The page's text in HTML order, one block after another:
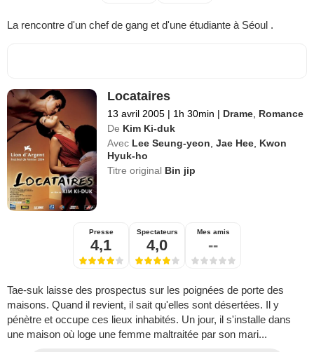
La rencontre d'un chef de gang et d'une étudiante à Séoul .
Locataires
13 avril 2005 | 1h 30min | Drame Romance
De Kim Ki-duk
Avec Lee Seung-yeon ,Jae Hee Kwon
Hyuk-ho
Titre original Bin jip
Presse
4,1
Spectateurs
4,0
Mes amis
--
Tae-suk laisse des prospectus sur les poignées de porte des
maisons. Quand il revient, il sait qu'elles sont désertées. Il y
pénètre et occupe ces lieux inhabités. Un jour, il s'installe dans
une maison où loge une femme maltraitée par son mari...